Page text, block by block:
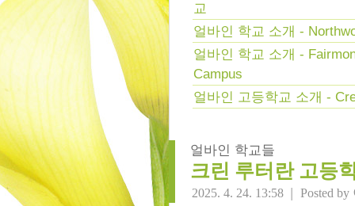
교
얼바인 학교 소개 -
얼바인 학교 소개 -
Campus
얼바인 고등학교 소개 -
얼바인 학교들
크린 루터란 고등
2025. 4. 24. 13:58 | Posted by